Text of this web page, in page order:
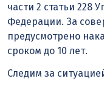
части 2 статьи 228
Федерации. За
предусмотрено
сроком до 10 лет.
Следим за